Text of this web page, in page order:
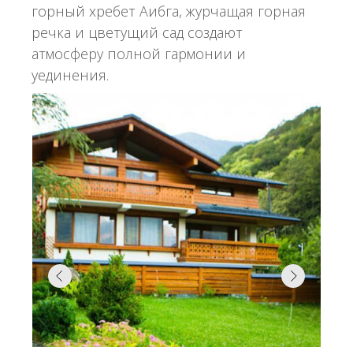
горный хребет Аибга, журчащая горная
речка и цветущий сад создают
атмосферу полной гармонии и
уединения.